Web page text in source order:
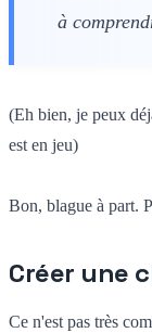
à
(Eh bien, je peux
est en jeu)
Bon, blague à part.
Créer une
Ce n'est pas très